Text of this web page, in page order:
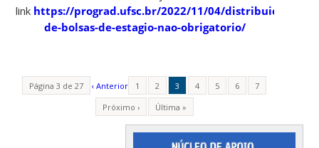
link https://prograd.ufsc.br/2022/11/04/distribuicao-
de-bolsas-de-estagio-nao-obrigatorio/
Página 3 de 27 ‹ Anterior 1 2 3 4 5 6
7
Próximo ›
Última »